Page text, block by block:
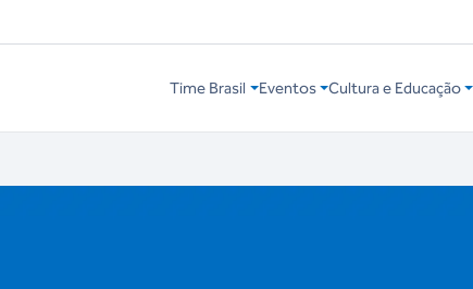
Time Brasil Eventos Cultura e Educação